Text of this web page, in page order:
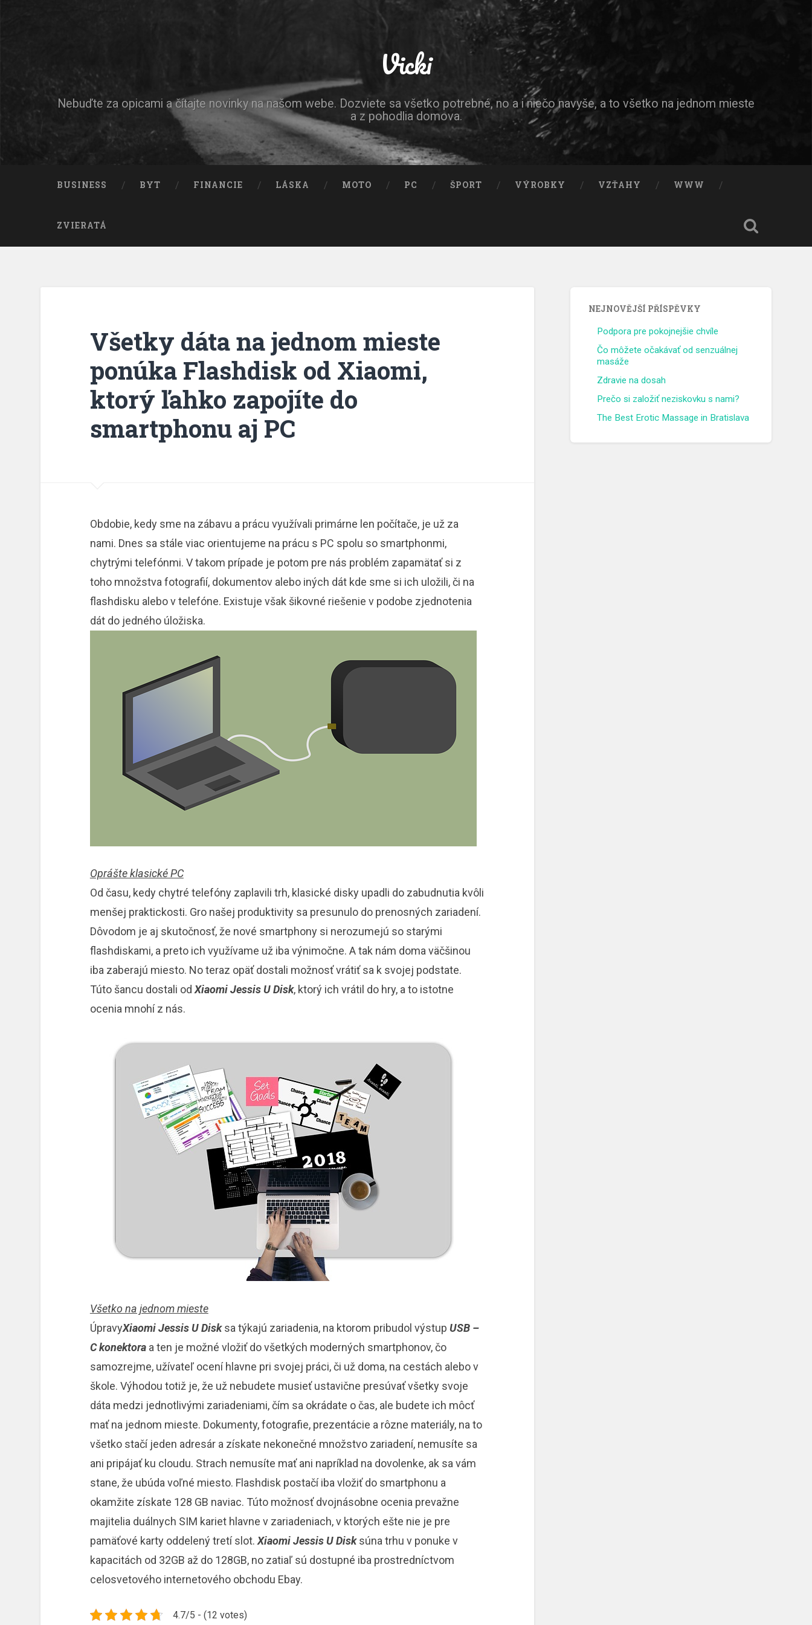
Vicki
Nebuďte za opicami a čítajte novinky na našom webe. Dozviete sa všetko potrebné, no a i niečo navyše, a to všetko na jednom mieste
a z pohodlia domova.
BUSINESS BYT FINANCIE LÁSKA MOTO PC ŠPORT VÝROBKY VZŤAHY WWW
ZVIERATÁ
Všetky dáta na jednom mieste
ponúka Flashdisk od Xiaomi,
ktorý ľahko zapojíte do
smartphonu aj PC
Obdobie, kedy sme na zábavu a prácu využívali primárne len počítače, je už za
nami. Dnes sa stále viac orientujeme na prácu s PC spolu so smartphonmi,
chytrými telefónmi. V takom prípade je potom pre nás problém zapamätať si z
toho množstva fotografií, dokumentov alebo iných dát kde sme si ich uložili, či na
flashdisku alebo v telefóne. Existuje však šikovné riešenie v podobe zjednotenia
dát do jedného úložiska.
Oprášte klasické PC
Od času, kedy chytré telefóny zaplavili trh, klasické disky upadli do zabudnutia kvôli
menšej praktickosti. Gro našej produktivity sa presunulo do prenosných zariadení.
Dôvodom je aj skutočnosť, že nové smartphony si nerozumejú so starými
flashdiskami, a preto ich využívame už iba výnimočne. A tak nám doma väčšinou
iba zaberajú miesto. No teraz opäť dostali možnosť vrátiť sa k svojej podstate.
Túto šancu dostali odXiaomi Jessis U Disk, ktorý ich vrátil do hry, a to istotne
ocenia mnohí z nás.
Všetko na jednom mieste
ÚpravyXiaomi Jessis U Disksa týkajú zariadenia, na ktorom pribudol výstup USB –
C konektoraa ten je možné vložiť do všetkých moderných smartphonov, čo
samozrejme, užívateľ ocení hlavne pri svojej práci, či už doma, na cestách alebo v
škole. Výhodou totiž je, že už nebudete musieť ustavične presúvať všetky svoje
dáta medzi jednotlivými zariadeniami, čím sa okrádate o čas, ale budete ich môcť
mať na jednom mieste. Dokumenty, fotografie, prezentácie a rôzne materiály, na to
všetko stačí jeden adresár a získate nekonečné množstvo zariadení, nemusíte sa
ani pripájať ku cloudu. Strach nemusíte mať ani napríklad na dovolenke, ak sa vám
stane, že ubúda voľné miesto. Flashdisk postačí iba vložiť do smartphonu a
okamžite získate 128 GB naviac. Túto možnosť dvojnásobne ocenia prevažne
majitelia duálnych SIM kariet hlavne v zariadeniach, v ktorých ešte nie je pre
pamäťové karty oddelený tretí slot.Xiaomi Jessis U Disksúna trhu v ponuke v
kapacitách od 32GB až do 128GB, no zatiaľ sú dostupné iba prostredníctvom
celosvetového internetového obchodu Ebay.
4.7/5 - (12 votes)
NEJNOVĚJŠÍ PŘÍSPĚVKY
Podpora pre pokojnejšie chvíle
Čo môžete očakávať od senzuálnej
masáže
Zdravie na dosah
Prečo si založiť neziskovku s nami?
The Best Erotic Massage in Bratislava